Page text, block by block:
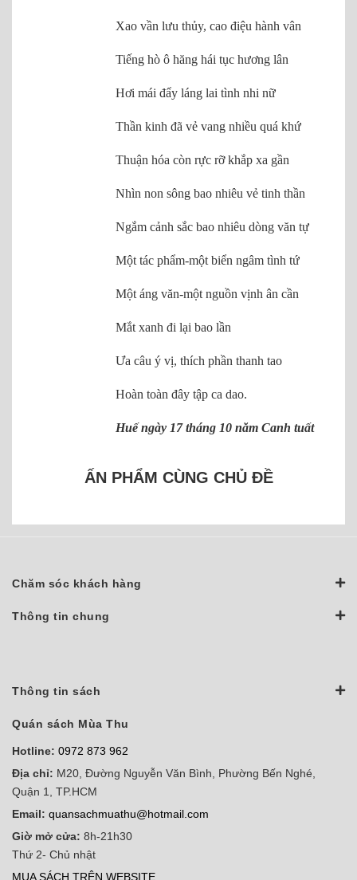
Xao vần lưu thủy, cao điệu hành vân
Tiếng hò ô hăng hái tục hương lân
Hơi mái đẩy láng lai tình nhi nữ
Thần kinh đã vẻ vang nhiều quá khứ
Thuận hóa còn rực rỡ khắp xa gần
Nhìn non sông bao nhiêu vẻ tinh thần
Ngắm cảnh sắc bao nhiêu dòng văn tự
Một tác phẩm-một biển ngâm tình tứ
Một áng văn-một nguồn vịnh ân cần
Mắt xanh đi lại bao lần
Ưa câu ý vị, thích phần thanh tao
Hoàn toàn đây tập ca dao.
Huế ngày 17 tháng 10 năm Canh tuất
ẤN PHẨM CÙNG CHỦ ĐỀ
Chăm sóc khách hàng
Thông tin chung
Thông tin sách
Quán sách Mùa Thu
Hotline: 0972 873 962
Địa chỉ: M20, Đường Nguyễn Văn Bình, Phường Bến Nghé,
Quận 1, TP.HCM
Email: quansachmuathu@hotmail.com
Giờ mở cửa: 8h-21h30
Thứ 2- Chủ nhật
MUA SÁCH TRÊN WEBSITE